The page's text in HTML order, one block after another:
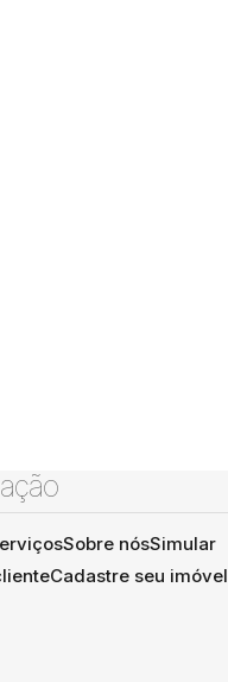
Sobre nósSimular
Cadastre seu imóvel